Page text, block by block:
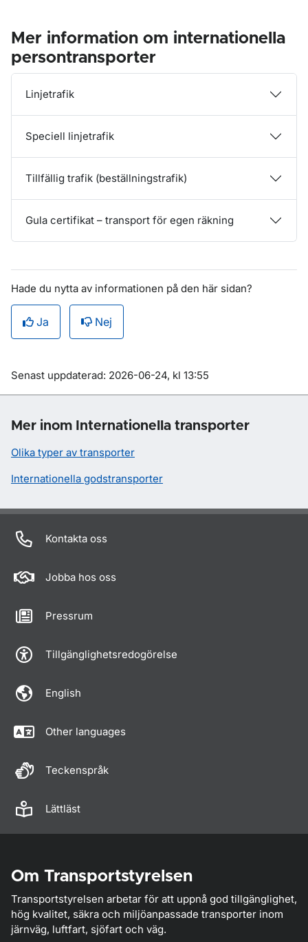
Mer information om internationella
persontransporter
Linjetrafik
Speciell linjetrafik
Tillfällig trafik (beställningstrafik)
Gula certifikat – transport för egen räkning
Hade du nytta av informationen på den här sidan?
Ja Nej
Om sidan
Senast uppdaterad: 2026-06-24, kl 13:55
Mer inom Internationella transporter
Olika typer av transporter
Internationella godstransporter
Kontakta oss
Jobba hos oss
Pressrum
Tillgänglighetsredogörelse
English
Other languages
Teckenspråk
Lättläst
Om Transportstyrelsen
Transportstyrelsen arbetar för att uppnå god tillgänglighet,
hög kvalitet, säkra och miljöanpassade transporter inom
järnväg, luftfart, sjöfart och väg.